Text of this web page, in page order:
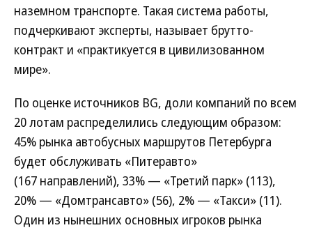
наземном транспорте. Такая система работы,
подчеркивают эксперты, называет брутто-
контракт и «практикуется в цивилизованном
мире».
По оценке источников BG, доли компаний по всем
20 лотам распределились следующим образом:
45% рынка автобусных маршрутов Петербурга
будет обслуживать «Питеравто»
(167 направлений), 33% — «Третий парк» (113),
20% — «Домтрансавто» (56), 2% — «Такси» (11).
Один из нынешних основных игроков рынка